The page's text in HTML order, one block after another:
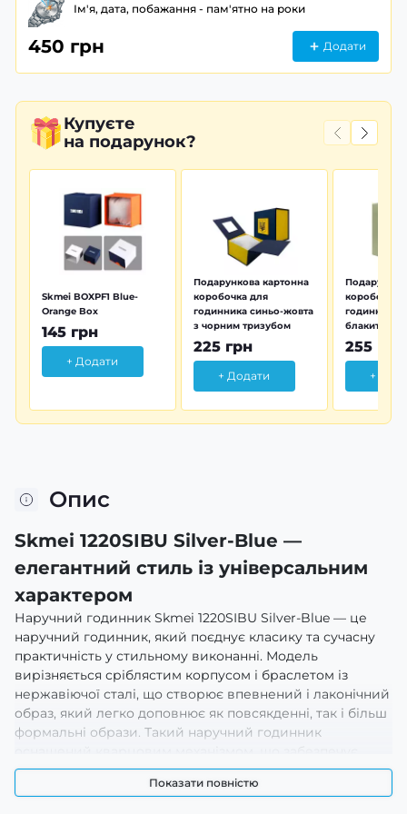
Ім'я, дата, побажання - пам'ятно на роки
450 грн Додати
Купуєте
на подарунок?
Skmei BOXPF1 Blue-
Orange Box
145 грн
+ Додати
Подарункова картонна
коробочка для
годинника синьо-жовта
з чорним тризубом
225 грн
+ Додати
коробочка
годинника
блакитна
255 грн
+
Опис
Skmei 1220SIBU Silver-Blue —
елегантний стиль із універсальним
характером
Наручний годинник Skmei 1220SIBU Silver-Blue — це
наручний годинник, який поєднує класику та сучасну
практичність у стильному виконанні. Модель
вирізняється сріблястим корпусом і браслетом із
нержавіючої сталі, що створює впевнений і лаконічний
образ, який легко доповнює як повсякденні, так і більш
формальні образи. Такий наручний годинник
оснащений кварцовим механізмом, що забезпечує
стабільний хід і зручність у користуванні, а стрілочно-
електронна індикація дозволяє без зусиль зчитувати
Показати повністю